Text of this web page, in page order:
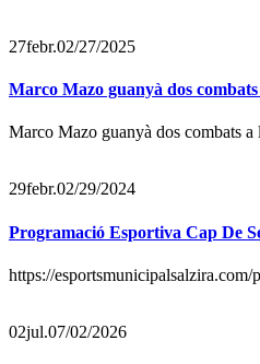
27febr.02/27/2025
Marco Mazo guanyà dos
Marco Mazo guanyà dos combats
29febr.02/29/2024
Programació Esportiva Cap De
https://
02jul.07/02/2026